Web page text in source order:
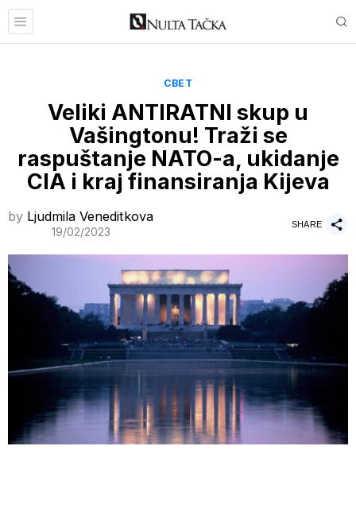
СВЕТ
Veliki ANTIRATNI skup u
Vašingtonu! Traži se
raspuštanje NATO-a, ukidanje
CIA i kraj finansiranja Kijeva
by Ljudmila Veneditkova
19/02/2023
SHARE